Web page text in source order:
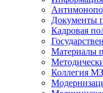
Документы
Кадровая
Материалы
Коллегия